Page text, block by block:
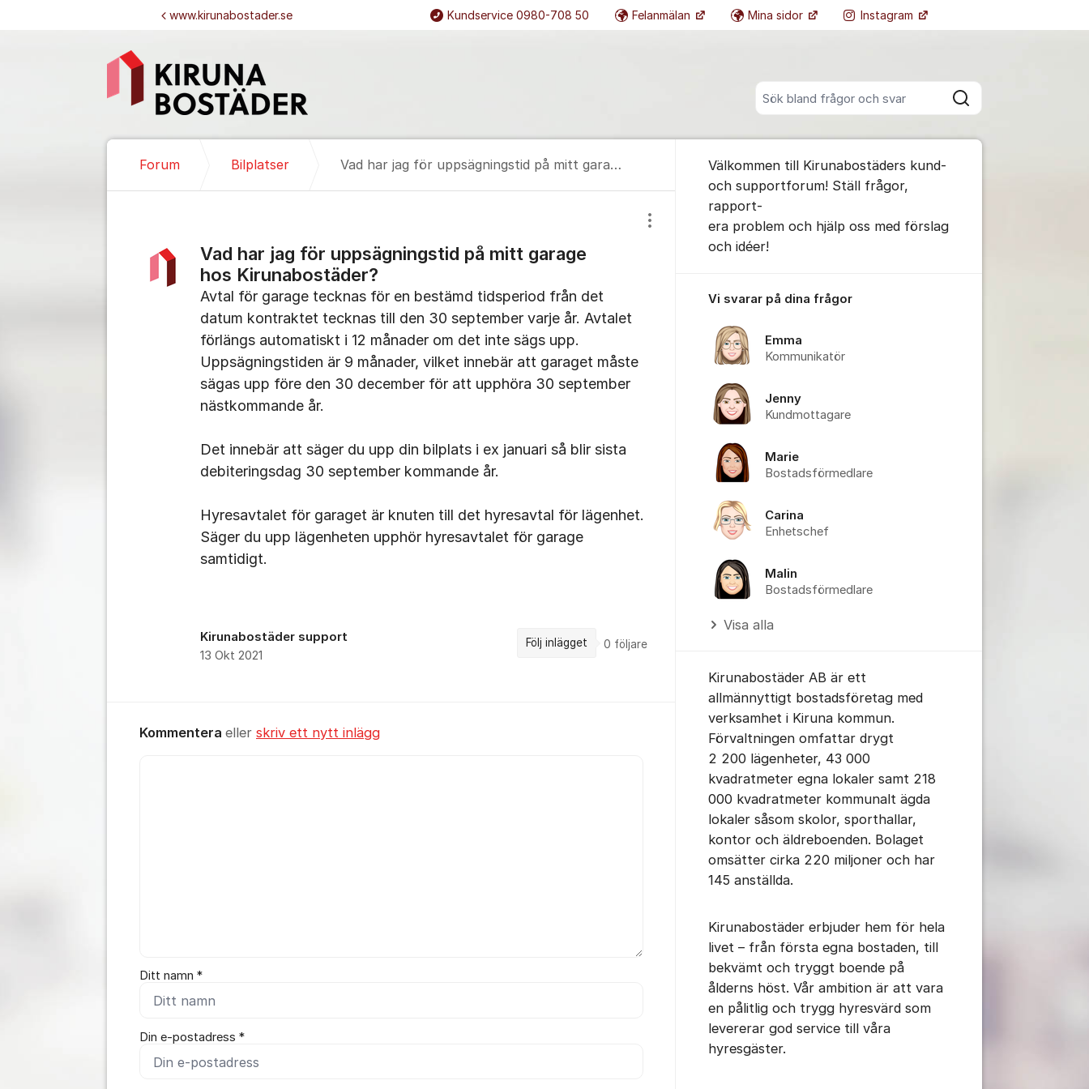
Sök bland alla inlägg
Sök
www.kirunabostader.se Kundservice 0980-708 50 Felanmälan Mina sidor Instagram Fler supportlänkar
Forum Bilplatser Vad har jag för uppsägningstid på mitt garage hos Kirunabostäder?
Vad har jag för uppsägningstid på mitt garage
hos Kirunabostäder?
Visa/dölj inställningar för inlägg/kommentar
Avtal för garage tecknas för en bestämd tidsperiod från det
datum kontraktet tecknas till den 30 september varje år. Avtalet
förlängs automatiskt i 12 månader om det inte sägs upp.
Uppsägningstiden är 9 månader, vilket innebär att garaget måste
sägas upp före den 30 december för att upphöra 30 september
nästkommande år.
Det innebär att säger du upp din bilplats i ex januari så blir sista
debiteringsdag 30 september kommande år.
Hyresavtalet för garaget är knuten till det hyresavtal för lägenhet.
Säger du upp lägenheten upphör hyresavtalet för garage
samtidigt.
Kirunabostäder support
13 Okt 2021
Följ inlägget 0 följare
Kommentera eller skriv ett nytt inlägg
Ditt namn *
Din e-postadress *
Välkommen till Kirunabostäders kund-
och supportforum! Ställ frågor,
rapport-
era problem och hjälp oss med förslag
och idéer!
Vi svarar på dina frågor
Emma
Kommunikatör
Jenny
Kundmottagare
Marie
Bostadsförmedlare
Carina
Enhetschef
Malin
Bostadsförmedlare
Visa alla
Kirunabostäder AB är ett
allmännyttigt bostadsföretag med
verksamhet i Kiruna kommun.
Förvaltningen omfattar drygt
2 200 lägenheter, 43 000
kvadratmeter egna lokaler samt 218
000 kvadratmeter kommunalt ägda
lokaler såsom skolor, sporthallar,
kontor och äldreboenden. Bolaget
omsätter cirka 220 miljoner och har
145 anställda.
Kirunabostäder erbjuder hem för hela
livet – från första egna bostaden, till
bekvämt och tryggt boende på
ålderns höst. Vår ambition är att vara
en pålitlig och trygg hyresvärd som
levererar god service till våra
hyresgäster.